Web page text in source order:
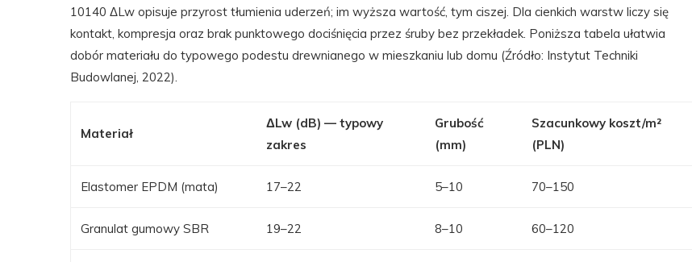
10140 ΔLw opisuje przyrost tłumienia uderzeń; im wyższa wartość, tym ciszej. Dla cienkich warstw liczy się
kontakt, kompresja oraz brak punktowego dociśnięcia przez śruby bez przekładek. Poniższa tabela ułatwia
dobór materiału do typowego podestu drewnianego w mieszkaniu lub domu (Źródło: Instytut Techniki
Budowlanej, 2022).
Materiał
ΔLw (dB) — typowy
zakres
Grubość
(mm)
Szacunkowy koszt/m²
(PLN)
Elastomer EPDM (mata) 17–22 5–10 70–150
Granulat gumowy SBR 19–22 8–10 60–120